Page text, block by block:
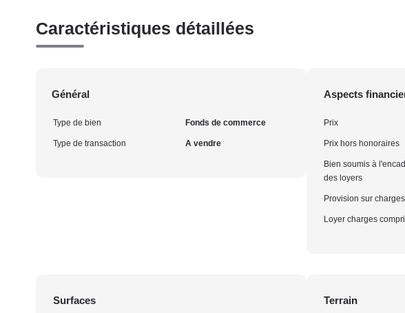
Caractéristiques détaillées
Général
Type de bien Fonds de commerce
Type de transaction A vendre
Aspects
Prix
Prix hors honoraires
Bien soumis à
des loyers
Provision sur charges
Loyer charges
Surfaces Terrain